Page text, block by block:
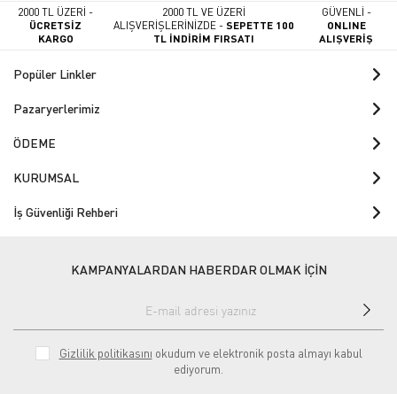
2000 TL ÜZERİ -
ÜCRETSİZ
KARGO
2000 TL VE ÜZERİ
ALIŞVERİŞLERİNİZDE -SEPETTE 100
TL İNDİRİM FIRSATI
GÜVENLİ -
ONLINE
ALIŞVERİŞ
Popüler Linkler
Pazaryerlerimiz
ÖDEME
KURUMSAL
İş Güvenliği Rehberi
KAMPANYALARDAN HABERDAR OLMAK İÇİN
Gizlilik politikasını okudum ve elektronik posta almayı kabul
ediyorum.